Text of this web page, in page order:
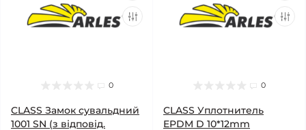
0
CLASS Замок сувальдний
1001 SN (з відповід.
0
CLASS Уплотнитель
EPDM D 10*12mm